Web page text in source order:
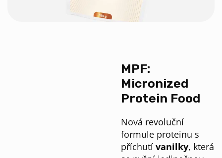
MPF:
Micronized
Protein Food
Nová revoluční
formule proteinu s
příchutí vanilky, která